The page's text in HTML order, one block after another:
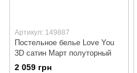
Артикул: 149887
Постельное белье Love You
3D сатин Март полуторный
2 059 грн